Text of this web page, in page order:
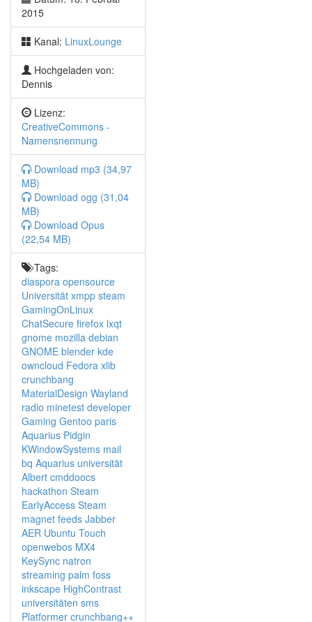
Aufladen
Meizu MX4 ist das nächste Ubuntu Phone
Ubuntu Phone von bq: 12.000 Bestellungen pro
Mozilla begrenzt Firefox-Addon-Entwickler
Paris 8 University baut auf OpenSourceSoftware
Entwicklung von CrunchBang
Alternative CrunchBang++
Zockerecke
From The Depths
Kommando der Woche
magnet
Tipps & Tricks
Linktipp: zeitgesteuerte Mitschnitte von
Radiolivestreams mit curl, mplayer und Co
KeySync
Linktipp: Blogger Harry Chapmans Liste von
OpenSource-Alternative (u.a. Android)
Ubuntu-Demo in Minecraft
GIMP Material Design Farb-Palette
p2pvc
TabAttack - Tabs in Markdown verwandeln
JuliaBase
Albert
Mutate
Linktipp: HabitRPG installieren
cmddocs
feedDiasp
GNOME braucht Hilfe bei Hochkontrast-Iconpack
2015
Kanal: LinuxLounge
Hochgeladen von:
Dennis
Lizenz:
CreativeCommons -
Namensnennung
Download mp3 (34,97
MB)
Download ogg (31,04
MB)
Download Opus
(22,54 MB)
Tags:
diaspora opensource
Universität xmpp steam
GamingOnLinux
ChatSecure firefox lxqt
gnome mozilla debian
GNOME blender kde
owncloud Fedora xlib
crunchbang
MaterialDesign Wayland
radio minetest developer
Gaming Gentoo paris
Aquarius Pidgin
KWindowSystems mail
bq Aquarius universität
Albert cmddoocs
hackathon Steam
EarlyAccess Steam
magnet feeds Jabber
AER Ubuntu Touch
openwebos MX4
KeySync natron
streaming palm foss
inkscape HighContrast
universitäten sms
Platformer crunchbang++